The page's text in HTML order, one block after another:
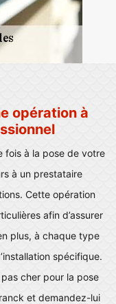
opération à
fois à la pose de votre
à un prestataire
Cette opération
afin d’assurer
plus, à chaque type
spécifique.
cher pour la pose
et demandez-lui